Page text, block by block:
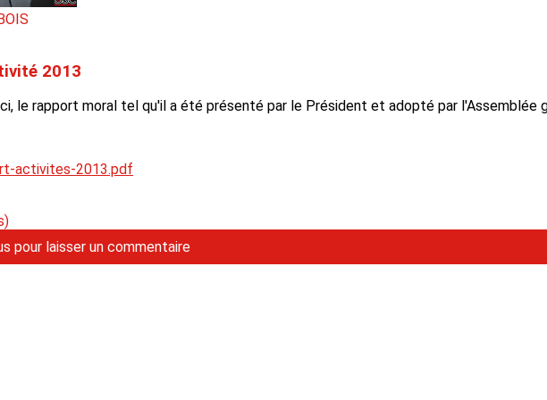
2013
le rapport moral tel qu'il a été présenté par le Président et adopté par l'Assemblée
activites-2013.pdf
pour laisser un commentaire